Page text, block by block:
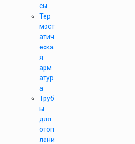
сы
Тер
мост
атич
еска
я
арм
атур
а
Труб
ы
для
отоп
лени